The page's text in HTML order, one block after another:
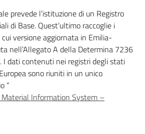
prevede l’istituzione di un Registro
di Base. Quest’ultimo raccoglie i
versione aggiornata in Emilia-
nell’Allegato A della Determina 7236
I dati contenuti nei registri degli stati
sono riuniti in un unico
“
Information System –